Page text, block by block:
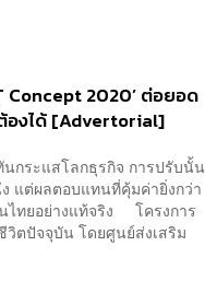
Concept 2020’ ต่อยอด
องได้ [Advertorial]
กระแสโลกธุรกิจ การปรับนั้น
แต่ผลตอบแทนที่คุ้มค่ายิ่งกว่า
ไทยอย่างแท้จริง โครงการ
ตปัจจุบัน โดยศูนย์ส่งเสริม